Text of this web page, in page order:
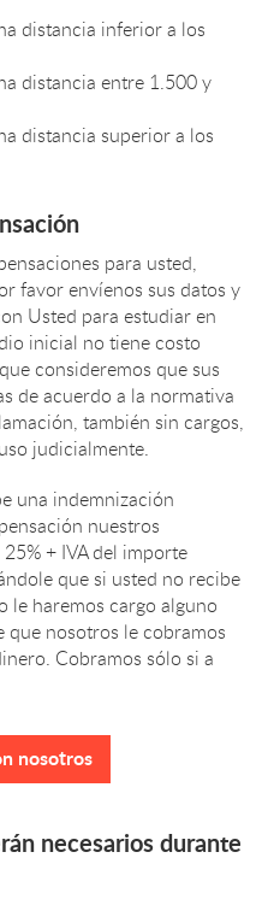
distancia inferior a los
distancia entre 1.500 y
distancia superior a los
para usted,
favor envíenos sus datos y
Usted para estudiar en
inicial no tiene costo
consideremos que sus
de acuerdo a la normativa
también sin cargos,
judicialmente.
una indemnización
nuestros
+ IVA del importe
que si usted no recibe
le haremos cargo alguno
que nosotros le cobramos
Cobramos sólo si a
nosotros
necesarios durante